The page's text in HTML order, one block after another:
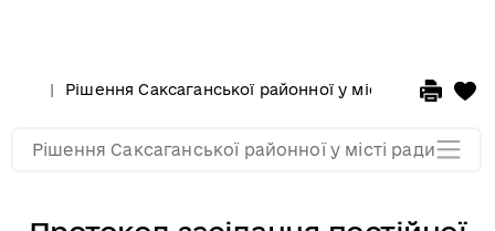
Рішення Саксаганської районної у місті ради
Рішення Саксаганської районної у місті ради